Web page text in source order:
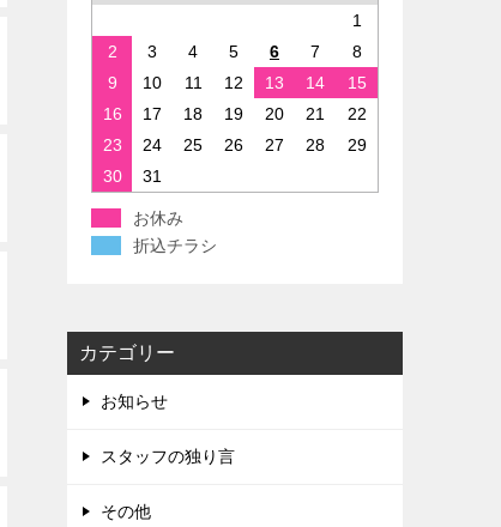
1
2
3 4 5 6 7
8
9
10 11 12 13 14
15
16
17 18 19 20 21
22
23
24 25 26 27 28
29
30
31
お休み
折込チラシ
カテゴリー
お知らせ
スタッフの独り言
その他